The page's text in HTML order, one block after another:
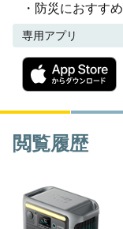
・防災におすすめ
専用アプリ
閲覧履歴